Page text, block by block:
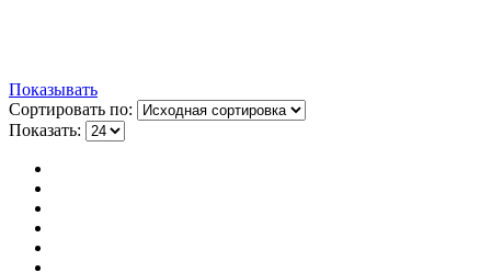
Показывать
Сортировать по:
Показать: